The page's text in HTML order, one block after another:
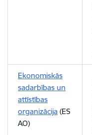
Ekonomiskās
sadarbības un
attīstības
organizācija (ES
AO)